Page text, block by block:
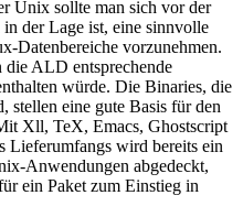
Unix sollte man sich vor der
der Lage ist, eine sinnvolle
Datenbereiche vorzunehmen.
die ALD entsprechende
würde. Die Binaries, die
stellen eine gute Basis für den
Xll, TeX, Emacs, Ghostscript
Lieferumfangs wird bereits ein
Anwendungen abgedeckt,
ein Paket zum Einstieg in